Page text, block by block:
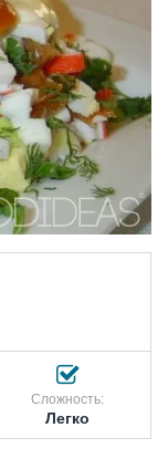
Сложность:
Легко